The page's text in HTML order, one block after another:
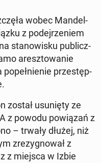
wobec Man­del­
z po­dej­rze­niem
sta­no­wi­sku pu­blicz­
aresz­to­wa­nie
po­peł­nie­nie prze­stęp­
został usu­nię­ty ze
z powodu po­wią­zań z
– trwały dłużej, niż
zre­zy­gno­wał z
z miejsca w Izbie